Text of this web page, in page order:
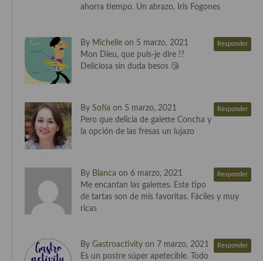
Cocina Europea
Cocina Alemana
Cocina Austriaca
Cocina Belga
Cocina Britanica
Cocina Danesa
Cocina de la Republica Checa
Cocina de Ucrania
ahorra tiempo. Un abrazo, Iris Fogones
By Michelle on 5 marzo, 2021 Responder
Mon Dieu, que puis-je dire !?
Deliciosa sin duda besos 😘
By Sofía on 5 marzo, 2021 Responder
Pero que delicia de galette Concha y
la opción de las fresas un lujazo
By Blanca on 6 marzo, 2021 Responder
Me encantan las galettes. Este tipo
de tartas son de mis favoritas. Fáciles y muy
ricas
By Gastroactivity on 7 marzo, 2021 Responder
Es un postre súper apetecible. Todo